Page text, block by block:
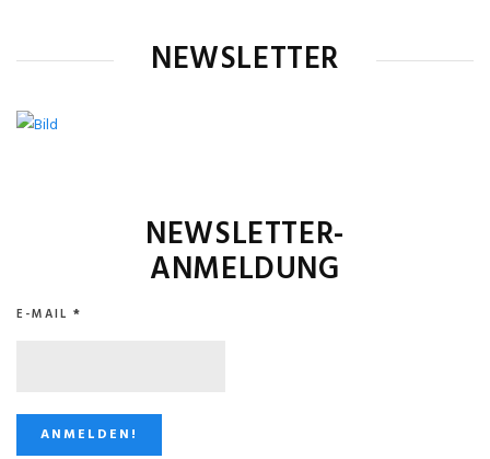
NEWSLETTER
NEWSLETTER-
ANMELDUNG
E-MAIL *